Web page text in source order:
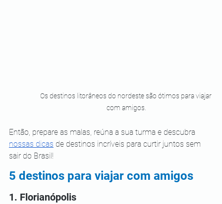
Os destinos litorâneos do nordeste são ótimos para viajar
com amigos.
Então, prepare as malas, reúna a sua turma e descubra
nossas dicas de destinos incríveis para curtir juntos sem
sair do Brasil!
5 destinos para viajar com amigos
1. Florianópolis